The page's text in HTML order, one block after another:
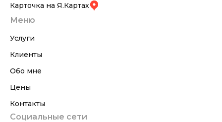
Карточка на Я.Картах
Меню
Услуги
Клиенты
Обо мне
Цены
Контакты
Социальные сети